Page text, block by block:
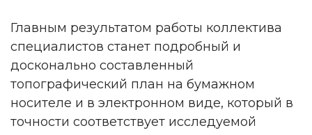
Главным результатом работы коллектива
специалистов станет подробный и
досконально составленный
топографический план на бумажном
носителе и в электронном виде, который в
точности соответствует исследуемой